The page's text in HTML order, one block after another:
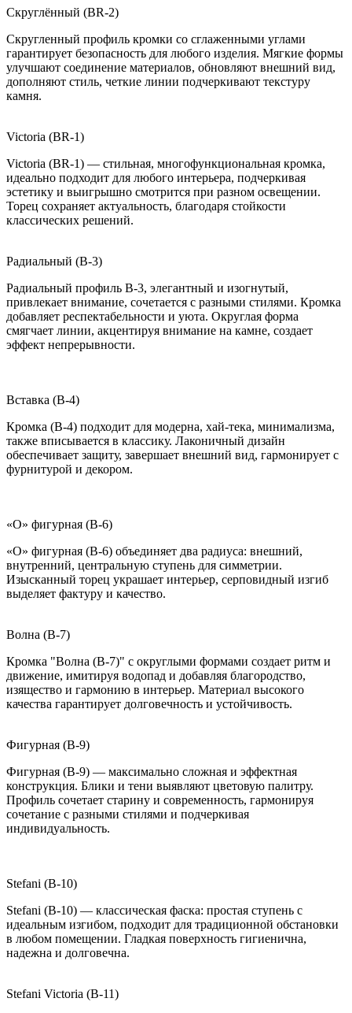
Скруглённый (BR-2)
Скругленный профиль кромки со сглаженными углами
гарантирует безопасность для любого изделия. Мягкие формы
улучшают соединение материалов, обновляют внешний вид,
дополняют стиль, четкие линии подчеркивают текстуру
камня.
Victoria (BR-1)
Victoria (BR-1) — стильная, многофункциональная кромка,
идеально подходит для любого интерьера, подчеркивая
эстетику и выигрышно смотрится при разном освещении.
Торец сохраняет актуальность, благодаря стойкости
классических решений.
Радиальный (B-3)
Радиальный профиль B-3, элегантный и изогнутый,
привлекает внимание, сочетается с разными стилями. Кромка
добавляет респектабельности и уюта. Округлая форма
смягчает линии, акцентируя внимание на камне, создает
эффект непрерывности.
Вставка (B-4)
Кромка (B-4) подходит для модерна, хай-тека, минимализма,
также вписывается в классику. Лаконичный дизайн
обеспечивает защиту, завершает внешний вид, гармонирует с
фурнитурой и декором.
«О» фигурная (B-6)
«О» фигурная (B-6) объединяет два радиуса: внешний,
внутренний, центральную ступень для симметрии.
Изысканный торец украшает интерьер, серповидный изгиб
выделяет фактуру и качество.
Волна (B-7)
Кромка "Волна (B-7)" с округлыми формами создает ритм и
движение, имитируя водопад и добавляя благородство,
изящество и гармонию в интерьер. Материал высокого
качества гарантирует долговечность и устойчивость.
Фигурная (B-9)
Фигурная (B-9) — максимально сложная и эффектная
конструкция. Блики и тени выявляют цветовую палитру.
Профиль сочетает старину и современность, гармонируя
сочетание с разными стилями и подчеркивая
индивидуальность.
Stefani (B-10)
Stefani (B-10) — классическая фаска: простая ступень с
идеальным изгибом, подходит для традиционной обстановки
в любом помещении. Гладкая поверхность гигиенична,
надежна и долговечна.
Stefani Victoria (B-11)